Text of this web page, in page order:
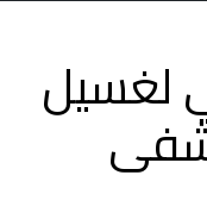
لغسيل